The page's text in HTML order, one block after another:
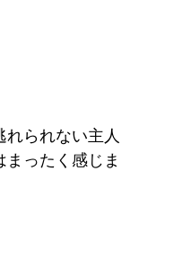
られない主人
ったく感じま